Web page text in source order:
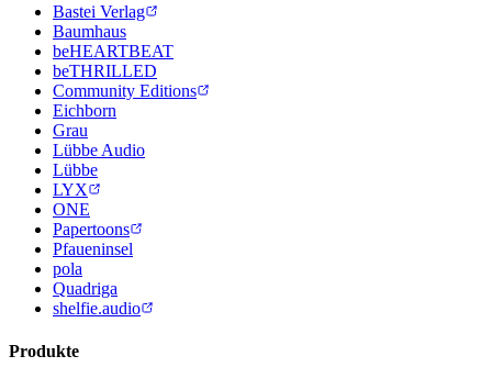
Bastei Verlag
Baumhaus
beHEARTBEAT
beTHRILLED
Community Editions
Eichborn
Grau
Lübbe Audio
Lübbe
LYX
ONE
Papertoons
Pfaueninsel
pola
Quadriga
shelfie.audio
Produkte